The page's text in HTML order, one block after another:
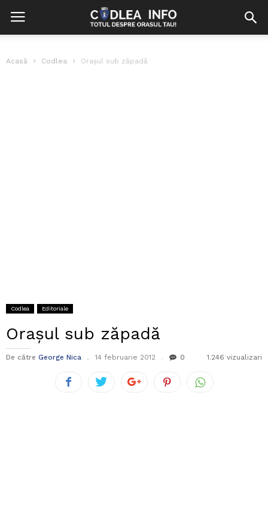
Acasă Codlea Orașul sub zăpadă
Codlea Editoriale
Orașul sub zăpadă
De către George Nica 14 februarie 2012 0 1.246 vizualizari